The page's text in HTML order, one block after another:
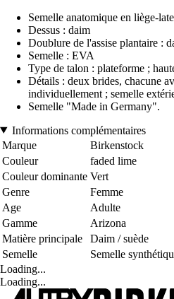
Semelle anatomique en liège-
Dessus : daim
Doublure de l'assise plantaire :
Semelle : EVA
Type de talon : plateforme ;
Détails : deux brides, chacune
individuellement ; semelle
Semelle "Made in Germany".
Informations complémentaires
Marque
Birkenstock
Couleur
faded lime
Couleur dominante Vert
Genre
Femme
Age
Adulte
Gamme
Arizona
Matière principale
Daim / suède
Semelle
Semelle
Loading...
Loading...